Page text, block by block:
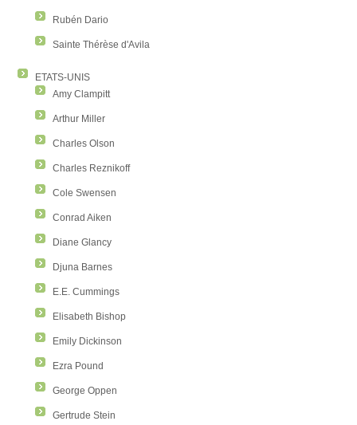
Rubén Dario
Sainte Thérèse d'Avila
ETATS-UNIS
Amy Clampitt
Arthur Miller
Charles Olson
Charles Reznikoff
Cole Swensen
Conrad Aiken
Diane Glancy
Djuna Barnes
E.E. Cummings
Elisabeth Bishop
Emily Dickinson
Ezra Pound
George Oppen
Gertrude Stein